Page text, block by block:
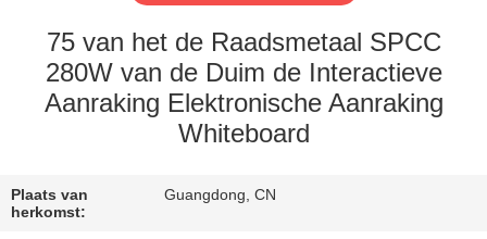
KWALITEITSCONTROLE
CONTACTEER
NIEUWS
75 van het de Raadsmetaal SPCC
280W van de Duim de Interactieve
Aanraking Elektronische Aanraking
Whiteboard
Plaats van
herkomst:
Guangdong, CN